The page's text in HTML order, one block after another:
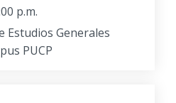
p.m.
Estudios Generales
PUCP